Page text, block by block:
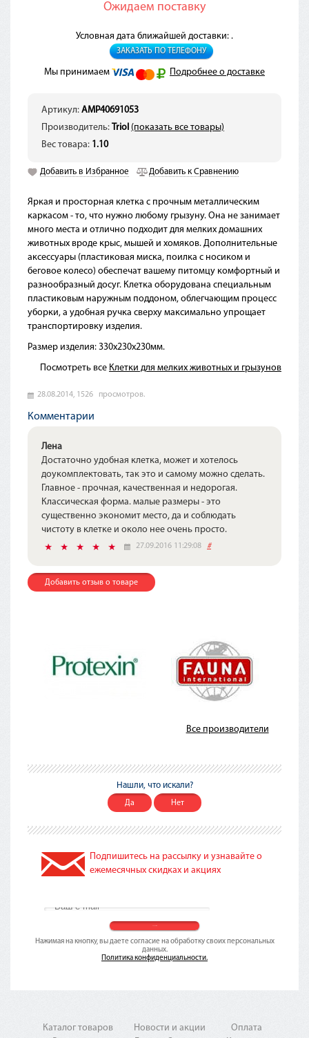
Ожидаем поставку
Условная дата ближайшей доставки: .
ЗАКАЗАТЬ ПО ТЕЛЕФОНУ
Мы принимаем Подробнее о доставке
Артикул: AMP40691053
Производитель: Triol (показать все товары)
Вес товара: 1.10
Добавить в Избранное Добавить к Сравнению
Яркая и просторная клетка с прочным металлическим
каркасом - то, что нужно любому грызуну. Она не занимает
много места и отлично подходит для мелких домашних
животных вроде крыс, мышей и хомяков. Дополнительные
аксессуары (пластиковая миска, поилка с носиком и
беговое колесо) обеспечат вашему питомцу комфортный и
разнообразный досуг. Клетка оборудована специальным
пластиковым наружным поддоном, облегчающим процесс
уборки, а удобная ручка сверху максимально упрощает
транспортировку изделия.
Размер изделия: 330х230х230мм.
Посмотреть все Клетки для мелких животных и грызунов
28.08.2014, 1526 просмотров.
Комментарии
Лена
Достаточно удобная клетка, может и хотелось
доукомплектовать, так это и самому можно сделать.
Главное - прочная, качественная и недорогая.
Классическая форма. малые размеры - это
существенно экономит место, да и соблюдать
чистоту в клетке и около нее очень просто.
27.09.2016 11:29:08 #
Добавить отзыв о товаре
Все производители
Нашли, что искали?
Да Нет
Подпишитесь на рассылку и узнавайте о
ежемесячных скидках и акциях
Нажимая на кнопку, вы даете согласие на обработку своих персональных
данных.
Политика конфиденциальности.
Каталог товаров
Новости и акции
Оплата